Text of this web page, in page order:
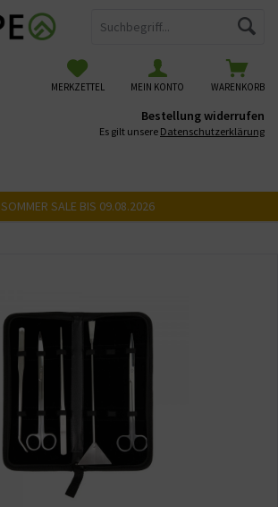
WARENKORB
MERKZETTEL MEIN KONTO
Bestellung widerrufen
Es gilt unsere Datenschutzerklärung
SOMMER SALE BIS 09.08.2026